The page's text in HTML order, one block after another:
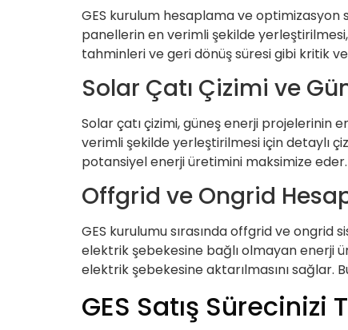
GES kurulum hesaplama ve optimizasyon
panellerin en verimli şekilde
tahminleri ve geri dönüş süresi gibi kritik
Solar Çatı Çizimi ve
Solar çatı çizimi, güneş enerji projelerinin
verimli şekilde yerleştirilmesi için detaylı
potansiyel enerji üretimini maksimize eder.
Offgrid ve Ongrid
GES kurulumu sırasında offgrid ve ongrid
elektrik şebekesine bağlı olmayan enerji
elektrik şebekesine aktarılmasını sağlar.
GES Satış Sürecinizi